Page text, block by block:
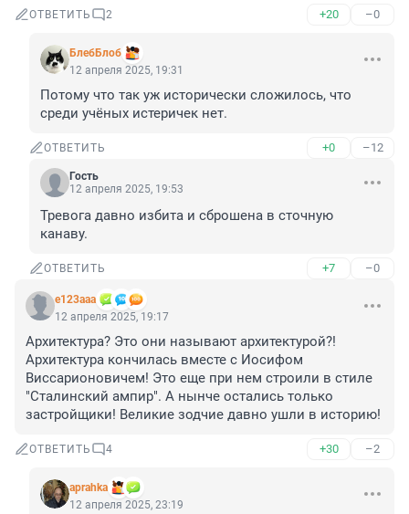
ОТВЕТИТЬ 2 +20 –0
БлебБлоб
12 апреля 2025, 19:31
Потому что так уж исторически сложилось, что
среди учёных истеричек нет.
ОТВЕТИТЬ +0 –12
Гость
12 апреля 2025, 19:53
Тревога давно избита и сброшена в сточную
канаву.
ОТВЕТИТЬ +7 –0
e123aaa
12 апреля 2025, 19:17
Архитектура? Это они называют архитектурой?!
Архитектура кончилась вместе с Иосифом
Виссарионовичем! Это еще при нем строили в стиле
"Сталинский ампир". А нынче остались только
застройщики! Великие зодчие давно ушли в историю!
ОТВЕТИТЬ 4 +30 –2
aprahka
12 апреля 2025, 23:19